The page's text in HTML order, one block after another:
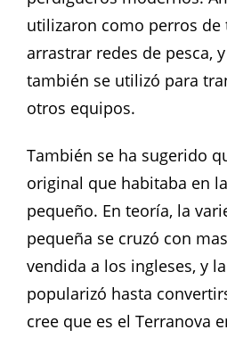
utilizaron como perros de
arrastrar redes de pesca,
también se utilizó para
otros equipos.
También se ha sugerido
original que habitaba en
pequeño. En teoría, la
pequeña se cruzó con
vendida a los ingleses, y
popularizó hasta
cree que es el Terranova